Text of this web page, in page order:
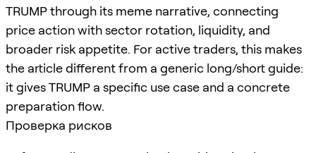
TRUMP through its meme narrative, connecting
price action with sector rotation, liquidity, and
broader risk appetite. For active traders, this makes
the article different from a generic long/short guide:
it gives TRUMP a specific use case and a concrete
preparation flow.
Проверка рисков